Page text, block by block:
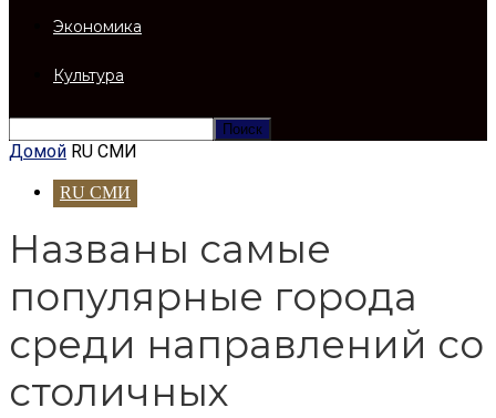
Экономика
Культура
Домой RU СМИ
RU СМИ
Названы самые
популярные города
среди направлений со
столичных